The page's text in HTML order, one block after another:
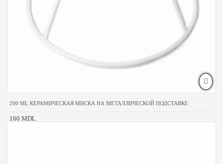
200 ML КЕРАМИЧЕСКАЯ МИСКА НА МЕТАЛЛИЧЕСКОЙ ПОДСТАВКЕ
160 MDL